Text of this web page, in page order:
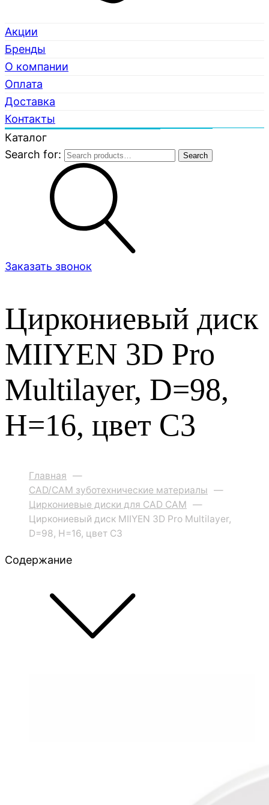
Акции
Бренды
О компании
Оплата
Доставка
Контакты
Каталог
Search for:
Search
Заказать звонок
Циркониевый диск
MIIYEN 3D Pro
Multilayer, D=98,
H=16, цвет C3
Главная —
CAD/CAM зуботехнические материалы —
Циркониевые диски для CAD CAM —
Циркониевый диск MIIYEN 3D Pro Multilayer,
D=98, H=16, цвет C3
Содержание